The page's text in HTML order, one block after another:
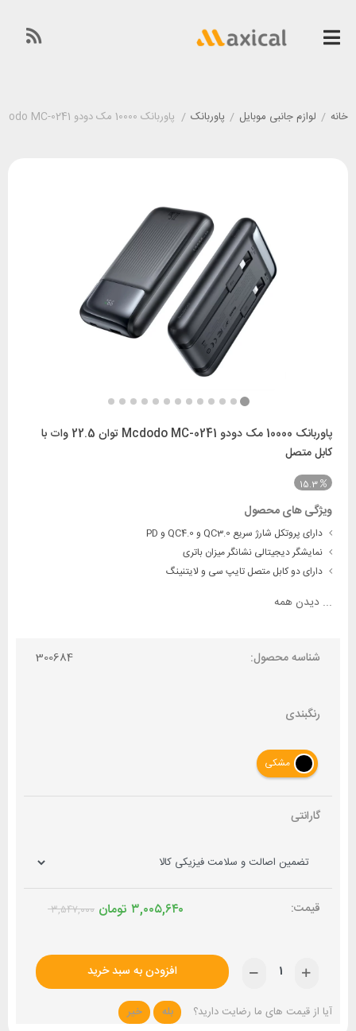
خانه / لوازم جانبی موبایل / پاوربانک / پاوربانک 10000 مک دودو Mcdodo MC-0241 توان 22.5 وات با کابل متصل
پاوربانک 10000 مک دودو Mcdodo MC-0241 توان 22.5 وات با
کابل متصل
15.3
ویژگی های محصول
دارای پروتکل شارژ سریع QC3.0 و QC4.0 و PD
نمایشگر دیجیتالی نشانگر میزان باتری
دارای دو کابل متصل تایپ سی و لایتنینگ
... دیدن همه
شناسه محصول: 300684
رنگبندی
مشکی
گارانتی
۳,۵۴۷,۰۰۰ تومان ۳,۰۰۵,۶۴۰
افزودن به سبد خرید
آیا از قیمت های ما رضایت دارید؟ بله خیر